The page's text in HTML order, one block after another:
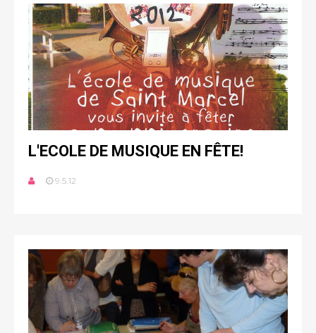
L'ECOLE DE MUSIQUE EN FÊTE!
9.5.12